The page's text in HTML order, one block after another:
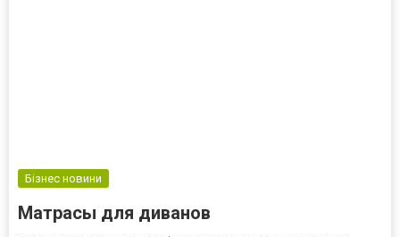
Бізнес новини
Матрасы для диванов